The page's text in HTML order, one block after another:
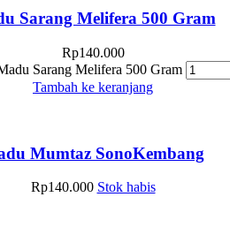
Sarang Melifera 500 Gram
Rp140.000
Sarang Melifera 500 Gram
Tambah ke keranjang
Mumtaz SonoKembang
Rp140.000 Stok habis